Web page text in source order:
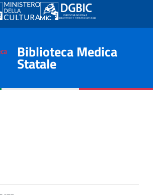
menu
Biblioteca Medica
Statale